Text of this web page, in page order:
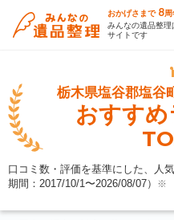
おかげさまで 8周
みんなの遺品整
サイトです
栃木県塩谷郡塩谷
おすす
口コミ数・評価を基準にした、人
期間：2017/10/1〜2026/08/07） ※